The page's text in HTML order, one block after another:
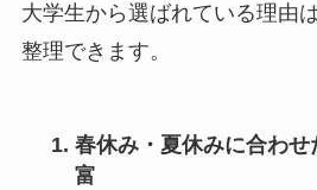
大学生から選ばれている理由
整理できます。
春休み・夏休みに合わ
富